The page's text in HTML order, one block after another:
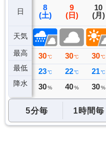
日
天気
最高
最低
降水
7
(金)
33 ℃
23 ℃
0 ミリ
8
(土)
30 ℃
23 ℃
30 %
9
(日)
30 ℃
22 ℃
40 %
10
(月)
30 ℃
21 ℃
30 %
5分毎 1時間毎